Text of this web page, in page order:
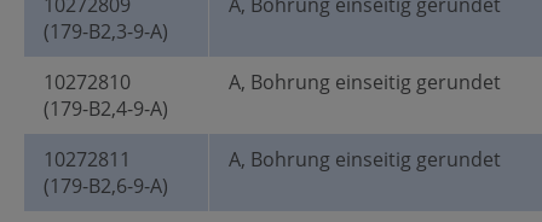
(179-B2,3-9-A)
10272810
(179-B2,4-9-A)
A, Bohrung einseitig gerundet
10272811
(179-B2,6-9-A)
A, Bohrung einseitig gerundet